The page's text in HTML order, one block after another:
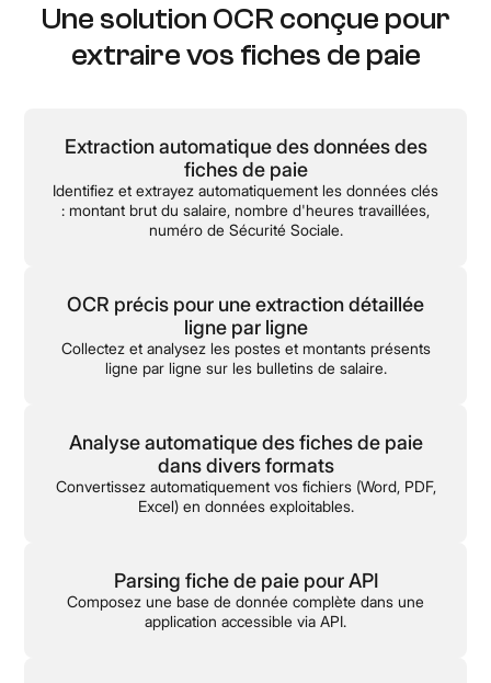
Une solution OCR conçue pour
extraire vos fiches de paie
Extraction automatique des données des
fiches de paie
Identifiez et extrayez automatiquement les données clés
: montant brut du salaire, nombre d'heures travaillées,
numéro de Sécurité Sociale.
OCR précis pour une extraction détaillée
ligne par ligne
Collectez et analysez les postes et montants présents
ligne par ligne sur les bulletins de salaire.
Analyse automatique des fiches de paie
dans divers formats
Convertissez automatiquement vos fichiers (Word, PDF,
Excel) en données exploitables.
Parsing fiche de paie pour API
Composez une base de donnée complète dans une
application accessible via API.